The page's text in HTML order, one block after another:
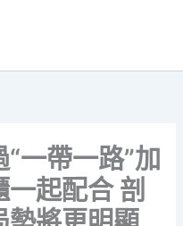
一帶一路”加
起配合 剖